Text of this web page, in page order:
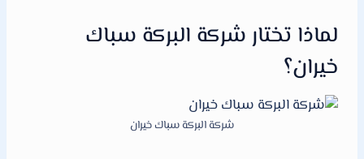
لماذا تختار شركة البركة سباك
خيران؟
شركة البركة سباك خيران